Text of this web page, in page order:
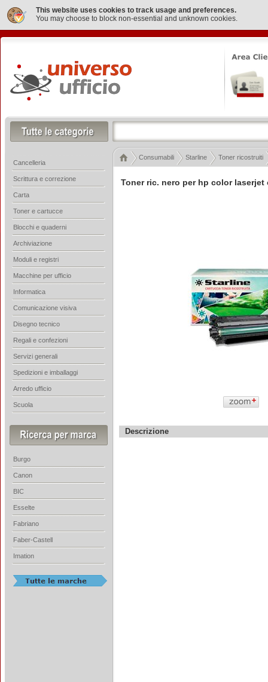
This website uses cookies to track usage and preferences.
You may choose to block non-essential and unknown cookies.
Toner ric. nero per hp color laserjet
Descrizione
Consumabili Starline Toner ricostruiti
Cancelleria
Scrittura e correzione
Carta
Toner e cartucce
Blocchi e quaderni
Archiviazione
Moduli e registri
Macchine per ufficio
Informatica
Comunicazione visiva
Disegno tecnico
Regali e confezioni
Servizi generali
Spedizioni e imballaggi
Arredo ufficio
Scuola
Burgo
Canon
BIC
Esselte
Fabriano
Faber-Castell
Imation